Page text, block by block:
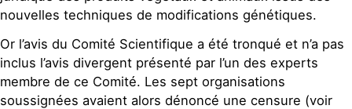
nouvelles techniques de modifications génétiques.
Or l’avis du Comité Scientifique a été tronqué et n’a pas
inclus l’avis divergent présenté par l’un des experts
membre de ce Comité. Les sept organisations
soussignées avaient alors dénoncé une censure (voir